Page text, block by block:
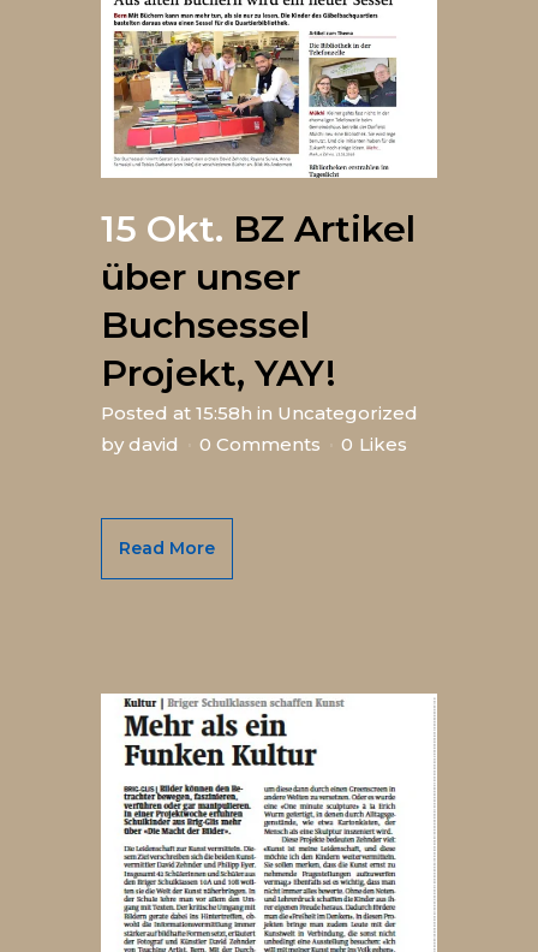
15 Okt. BZ Artikel
über unser
Buchsessel
Projekt, YAY!
Posted at 15:58h in Uncategorized
by david 0 Comments 0 Likes
Read More